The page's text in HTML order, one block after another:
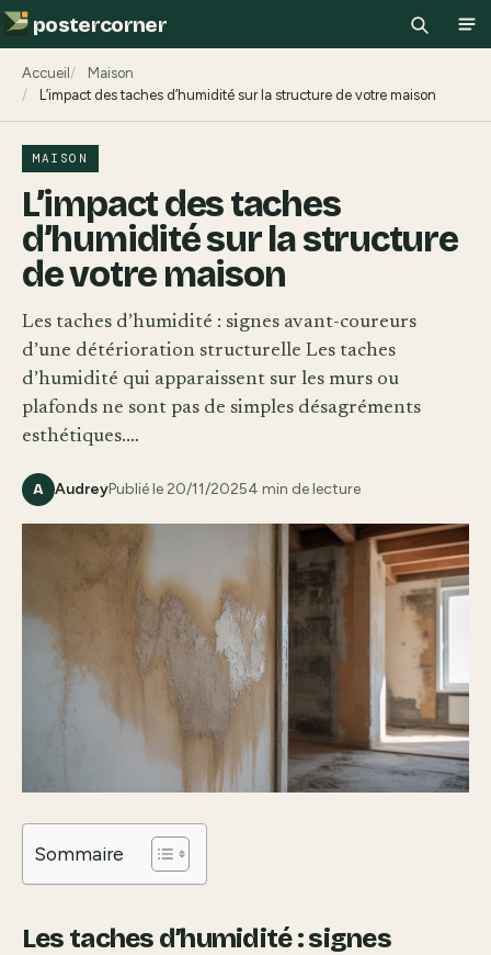
postercorner
Accueil
Maison
L’impact des taches d’humidité sur la structure de votre maison
MAISON
L’impact des taches
d’humidité sur la structure
de votre maison
Les taches d’humidité : signes avant-coureurs
d’une détérioration structurelle Les taches
d’humidité qui apparaissent sur les murs ou
plafonds ne sont pas de simples désagréments
esthétiques.…
A AudreyPublié le 20/11/20254 min de lecture
Sommaire
Les taches d’humidité : signes